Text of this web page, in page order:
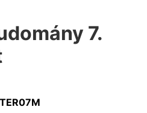
7.